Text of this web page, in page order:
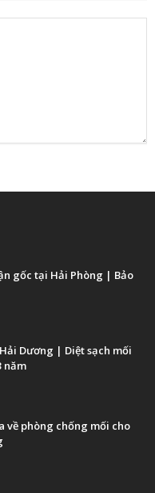
gốc tại Hải Phòng | Bảo
Dương | Diệt sạch mối
năm
về phòng chống mối cho